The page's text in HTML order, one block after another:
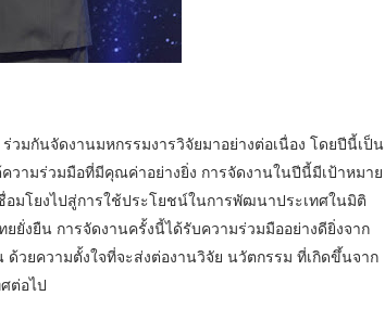
วมกันจัดงานมหกรรมงารวิจัยมาอย่างต่อเนื่อง โดยปีนี้เป็น
วามร่วมมือที่มีคุณค่าอย่างยิ่ง การจัดงานในปีนี้มีเป้าหมาย
มโยงไปสู่การใช้ประโยชน์ในการพัฒนาประเทศในมิติ
ยั่งยืน การจัดงานครั้งนี้ได้รับความร่วมมืออย่างดียิ่งจาก
วยความตั้งใจที่จะส่งต่องานวิจัย นวัตกรรม ที่เกิดขึ้นจาก
ต่อไป